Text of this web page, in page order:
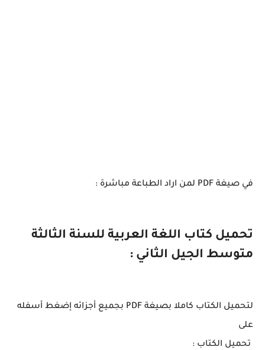
في صيغة PDF لمن اراد الطباعة مباشرة :
تحميل كتاب اللغة العربية للسنة الثالثة
متوسط الجيل الثاني :
لتحميل الكتاب كاملا بصيغة PDF بجميع أجزائه إضغط أسفله
على
تحميل الكتاب :